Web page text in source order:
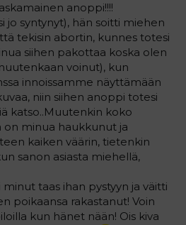
anoppi!!!!
jo syntynyt), hän soitti miehen
tekisin abortin, kunnes totesi
siihen pakottaa koska olen
voinut), kun
innoissamme näyttämään
niin siihen anoppi totesi
katso..Muutenkin koko
minua haukkunut ja
kaiken väärin, tietenkin
sanon asiasta miehellä,
taas ihan pystyyn ja väitti
poikaansa rakastanut! Voin
kun hänet nään! Ois kiva